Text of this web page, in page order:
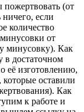
пожертвовать (от
если
количество
от
минусовку). Как
в достаточном
её изготовлению,
которые оставили
Как
к работе и